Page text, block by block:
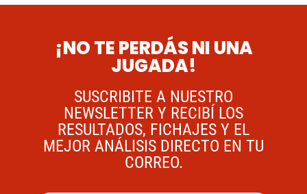
¡NO TE PERDÁS NI UNA
JUGADA!
SUSCRIBITE A NUESTRO
NEWSLETTER Y RECIBÍ LOS
RESULTADOS, FICHAJES Y EL
MEJOR ANÁLISIS DIRECTO EN TU
CORREO.